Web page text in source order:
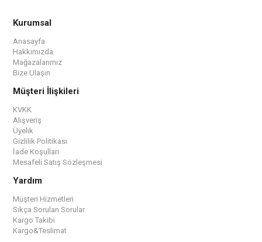
Kurumsal
Anasayfa
Hakkımızda
Mağazalarımız
Bize Ulaşın
Müşteri İlişkileri
KVKK
Alışveriş
Üyelik
Gizlilik Politikası
İade Koşulları
Mesafeli Satış Sözleşmesi
Yardım
Müşteri Hizmetleri
Sıkça Sorulan Sorular
Kargo Takibi
Kargo&Teslimat